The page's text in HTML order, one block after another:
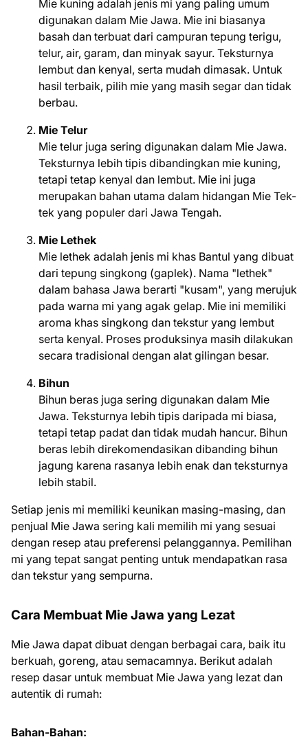
Mie kuning adalah jenis mi yang paling umum
digunakan dalam Mie Jawa. Mie ini biasanya
basah dan terbuat dari campuran tepung terigu,
telur, air, garam, dan minyak sayur. Teksturnya
lembut dan kenyal, serta mudah dimasak. Untuk
hasil terbaik, pilih mie yang masih segar dan tidak
berbau.
Mie Telur
Mie telur juga sering digunakan dalam Mie Jawa.
Teksturnya lebih tipis dibandingkan mie kuning,
tetapi tetap kenyal dan lembut. Mie ini juga
merupakan bahan utama dalam hidangan Mie Tek-
tek yang populer dari Jawa Tengah.
Mie Lethek
Mie lethek adalah jenis mi khas Bantul yang dibuat
dari tepung singkong (gaplek). Nama "lethek"
dalam bahasa Jawa berarti "kusam", yang merujuk
pada warna mi yang agak gelap. Mie ini memiliki
aroma khas singkong dan tekstur yang lembut
serta kenyal. Proses produksinya masih dilakukan
secara tradisional dengan alat gilingan besar.
Bihun
Bihun beras juga sering digunakan dalam Mie
Jawa. Teksturnya lebih tipis daripada mi biasa,
tetapi tetap padat dan tidak mudah hancur. Bihun
beras lebih direkomendasikan dibanding bihun
jagung karena rasanya lebih enak dan teksturnya
lebih stabil.
Setiap jenis mi memiliki keunikan masing-masing, dan
penjual Mie Jawa sering kali memilih mi yang sesuai
dengan resep atau preferensi pelanggannya. Pemilihan
mi yang tepat sangat penting untuk mendapatkan rasa
dan tekstur yang sempurna.
Cara Membuat Mie Jawa yang Lezat
Mie Jawa dapat dibuat dengan berbagai cara, baik itu
berkuah, goreng, atau semacamnya. Berikut adalah
resep dasar untuk membuat Mie Jawa yang lezat dan
autentik di rumah:
Bahan-Bahan: